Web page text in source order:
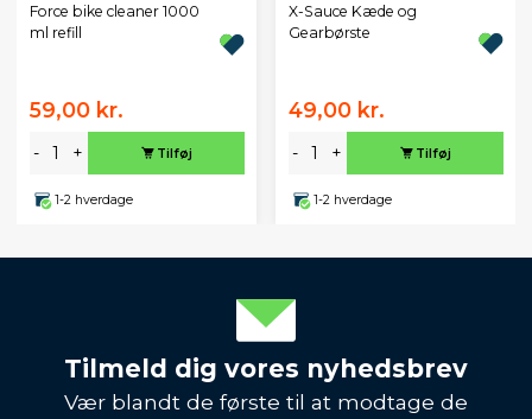
Force bike cleaner 1000
ml refill
59,00 kr.
- + Tilføj
1-2 hverdage
X-Sauce Kæde og
Gearbørste
49,00 kr.
- + Tilføj
1-2 hverdage
Tilmeld dig vores nyhedsbrev
Vær blandt de første til at modtage de